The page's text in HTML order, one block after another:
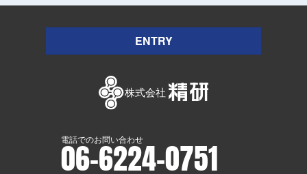
ENTRY
電話でのお問い合わせ
06-6224-0751